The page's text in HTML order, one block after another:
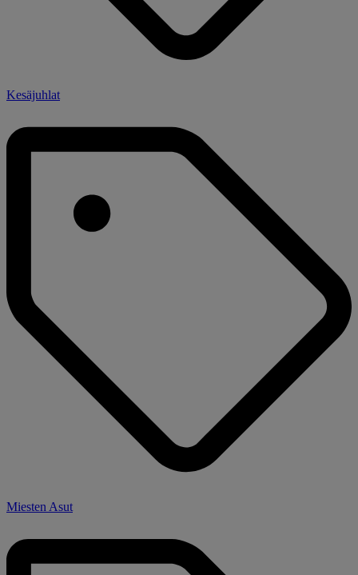
Kesäjuhlat
Miesten Asut